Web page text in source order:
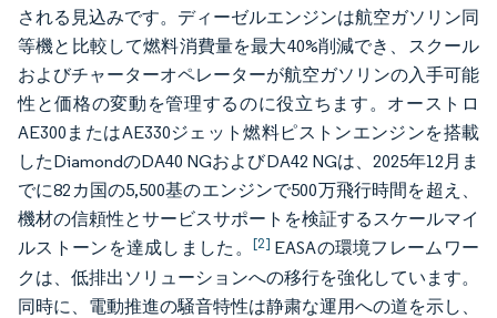
される見込みです。ディーゼルエンジンは航空ガソリン同
等機と比較して燃料消費量を最大40%削減でき、スクール
およびチャーターオペレーターが航空ガソリンの入手可能
性と価格の変動を管理するのに役立ちます。オーストロ
AE300またはAE330ジェット燃料ピストンエンジンを搭載
したDiamondのDA40 NGおよびDA42 NGは、2025年12月ま
でに82カ国の5,500基のエンジンで500万飛行時間を超え、
機材の信頼性とサービスサポートを検証するスケールマイ
ルストーンを達成しました。 [2] EASAの環境フレームワー
クは、低排出ソリューションへの移行を強化しています。
同時に、電動推進の騒音特性は静粛な運用への道を示し、